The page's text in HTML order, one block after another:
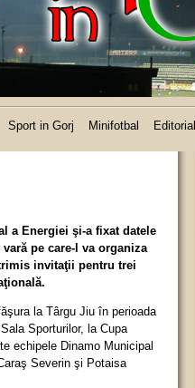
Sport in Gorj Minifotbal Editorial
a Energiei şi-a fixat datele
pe care-l va organiza
invitaţii pentru trei
la Târgu Jiu în perioada
Sporturilor, la Cupa
echipele Dinamo Municipal
Severin şi Potaisa